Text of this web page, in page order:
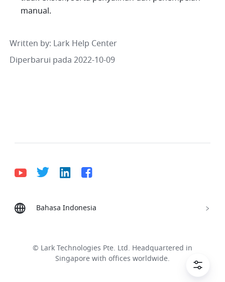
manual.
Written by: Lark Help Center
Diperbarui pada 2022-10-09
Bahasa Indonesia
Tiếng Việt
ไทย 한국어 日本語
中文
© Lark Technologies Pte. Ltd. Headquartered in
Singapore with offices worldwide.